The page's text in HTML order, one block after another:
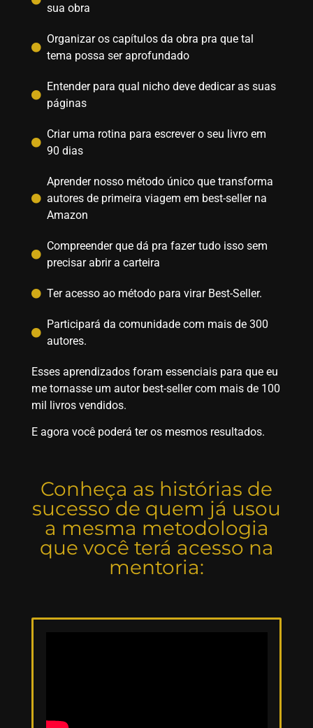
sua obra
Organizar os capítulos da obra pra que tal
tema possa ser aprofundado
Entender para qual nicho deve dedicar as suas
páginas
Criar uma rotina para escrever o seu livro em
90 dias
Aprender nosso método único que transforma
autores de primeira viagem em best-seller na
Amazon
Compreender que dá pra fazer tudo isso sem
precisar abrir a carteira
Ter acesso ao método para virar Best-Seller.
Participará da comunidade com mais de 300
autores.
Esses aprendizados foram essenciais para que eu
me tornasse um autor best-seller com mais de 100
mil livros vendidos.
E agora você poderá ter os mesmos resultados.
Conheça as histórias de
sucesso de quem já usou
a mesma metodologia
que você terá acesso na
mentoria: